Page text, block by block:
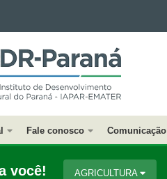
Fale conosco Comunicação
você! AGRICULTURA